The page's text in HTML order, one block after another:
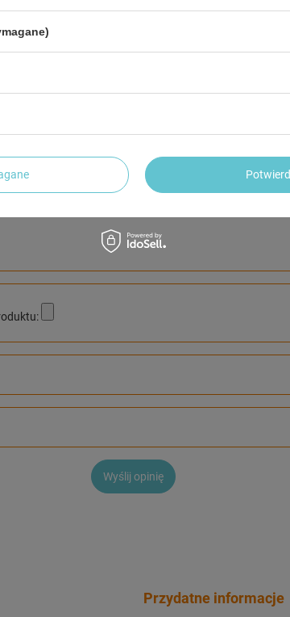
najciekawsze pytania i odpowiedzi
Twoja ocena:
5/5
Wyślij opinię
Przydatne informacje